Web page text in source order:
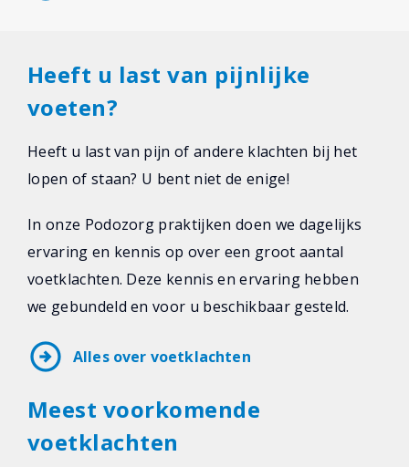
Heeft u last van pijnlijke
voeten?
Heeft u last van pijn of andere klachten bij het
lopen of staan? U bent niet de enige!
In onze Podozorg praktijken doen we dagelijks
ervaring en kennis op over een groot aantal
voetklachten. Deze kennis en ervaring hebben
we gebundeld en voor u beschikbaar gesteld.
arrow_circle_right Alles over voetklachten
Meest voorkomende
voetklachten